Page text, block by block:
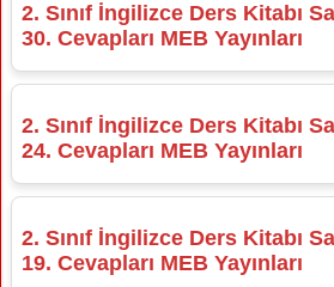
2. Sınıf İngilizce Ders Kitabı
30. Cevapları MEB Yayınları
2. Sınıf İngilizce Ders Kitabı
24. Cevapları MEB Yayınları
2. Sınıf İngilizce Ders Kitabı
19. Cevapları MEB Yayınları